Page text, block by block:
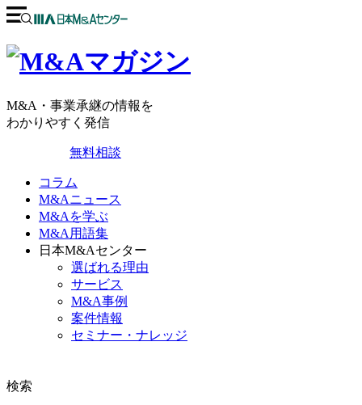
M&A・事業承継の情報を
わかりやすく発信
無料相談
コラム
M&Aニュース
M&Aを学ぶ
M&A用語集
日本M&Aセンター
選ばれる理由
サービス
M&A事例
案件情報
セミナー・ナレッジ
検索